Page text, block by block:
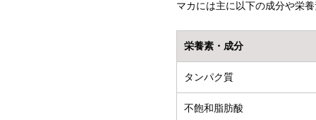
マカには主に以下の成分や栄
栄養素・成分
タンパク質
不飽和脂肪酸